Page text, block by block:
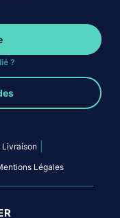
?
Livraison
Légales